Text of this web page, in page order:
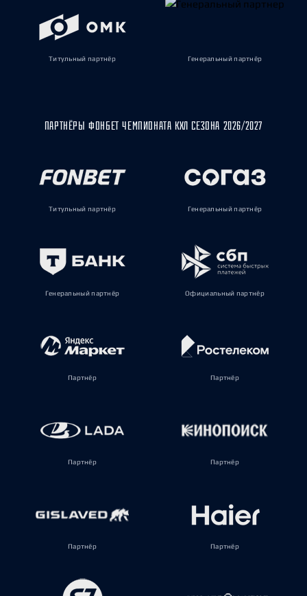
Титульный партнёр Генеральный партнёр
ПАРТНЁРЫ ФОНБЕТ ЧЕМПИОНАТА КХЛ СЕЗОНА 2026/2027
Титульный партнёр Генеральный партнёр
Генеральный партнёр Официальный партнёр
Партнёр Партнёр
Партнёр Партнёр
Партнёр Партнёр